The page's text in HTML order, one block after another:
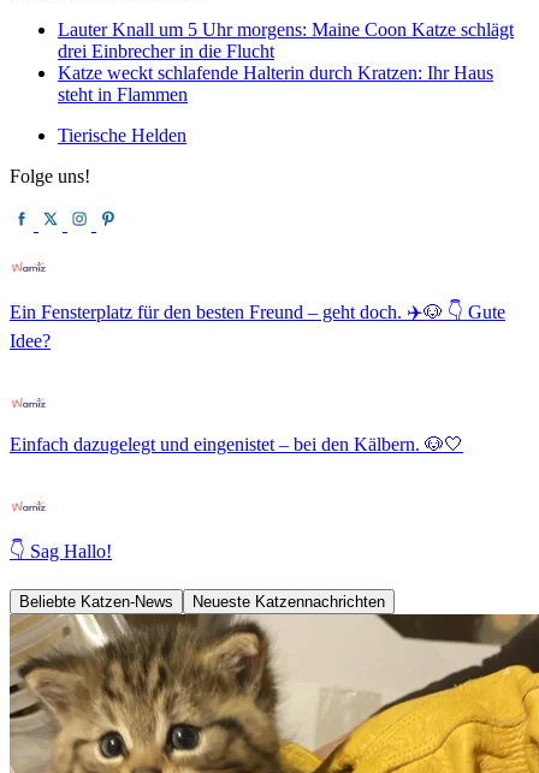
Lauter Knall um 5 Uhr morgens: Maine Coon Katze schlägt
drei Einbrecher in die Flucht
Katze weckt schlafende Halterin durch Kratzen: Ihr Haus
steht in Flammen
Tierische Helden
Folge uns!
Ein Fensterplatz für den besten Freund – geht doch. ✈️🐶 👇 Gute
Idee?
Einfach dazugelegt und eingenistet – bei den Kälbern. 🐶🤍
👇 Sag Hallo!
Beliebte Katzen-News Neueste Katzennachrichten